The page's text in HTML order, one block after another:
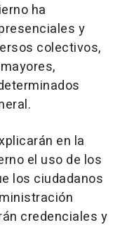
ha
y
colectivos,
en la
el uso de los
los ciudadanos
credenciales y